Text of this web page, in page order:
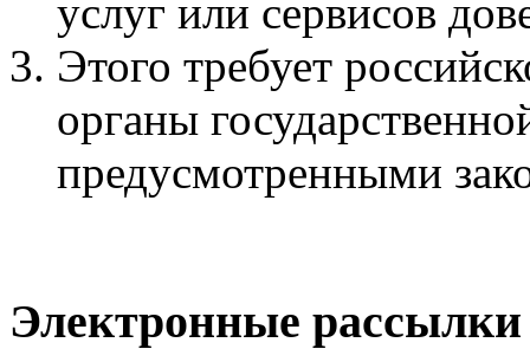
услуг или сервисов
Этого требует
органы
предусмотренными
Электронные рассылки